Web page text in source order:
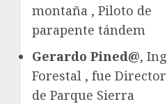
montaña , Piloto de
parapente tándem
Gerardo Pined@, Ing
Forestal , fue Director
de Parque Sierra